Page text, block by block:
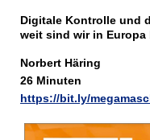
Digitale Kontrolle und
weit sind wir in Europa
Norbert Häring
26 Minuten
https://bit.ly/